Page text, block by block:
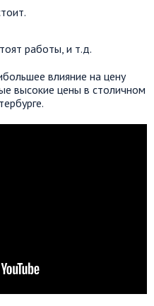
работы, и т.д.
влияние на цену
высокие цены в столичном